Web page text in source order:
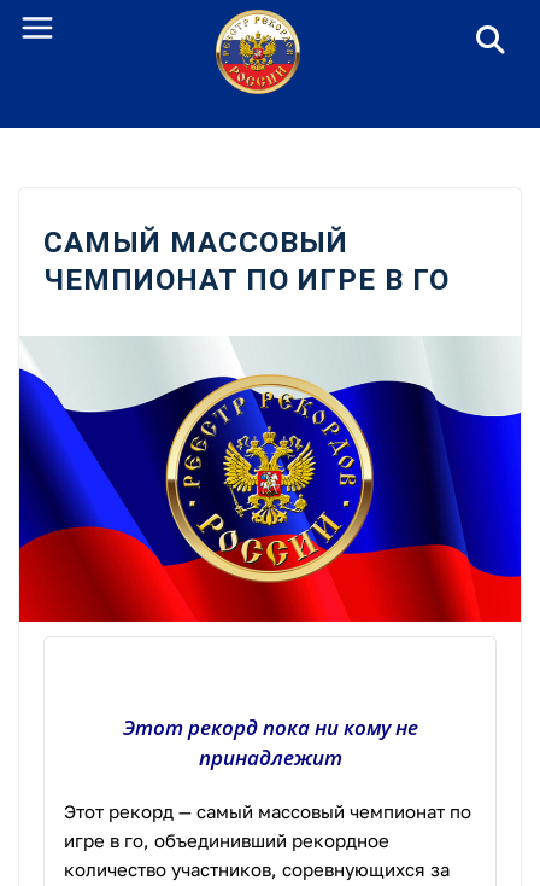
Перейти
САМЫЙ МАССОВЫЙ
ЧЕМПИОНАТ ПО ИГРЕ В ГО
Этот рекорд пока ни кому не
принадлежит
Этот рекорд — самый массовый чемпионат по
игре в го, объединивший рекордное
количество участников, соревнующихся за